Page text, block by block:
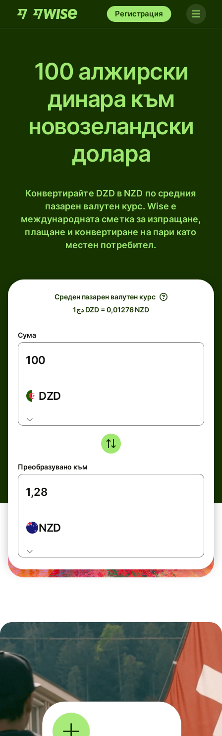
Регистрация
100 алжирски
динара към
новозеландски
долара
Конвертирайте DZD в NZD по средния
пазарен валутен курс. Wise е
международната сметка за изпращане,
плащане и конвертиране на пари като
местен потребител.
Среден пазарен валутен курс
دج1 DZD = 0,01276 NZD
Сума
DZD
Преобразувано към
NZD